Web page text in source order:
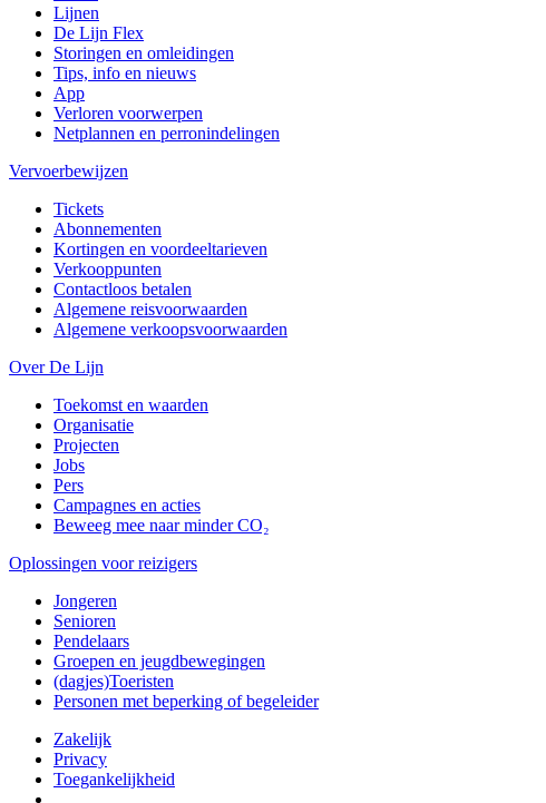
Lijnen
De Lijn Flex
Storingen en omleidingen
Tips, info en nieuws
App
Verloren voorwerpen
Netplannen en perronindelingen
Vervoerbewijzen
Tickets
Abonnementen
Kortingen en voordeeltarieven
Verkooppunten
Contactloos betalen
Algemene reisvoorwaarden
Algemene verkoopsvoorwaarden
Over De Lijn
Toekomst en waarden
Organisatie
Projecten
Jobs
Pers
Campagnes en acties
Beweeg mee naar minder CO₂
Oplossingen voor reizigers
Jongeren
Senioren
Pendelaars
Groepen en jeugdbewegingen
(dagjes)Toeristen
Personen met beperking of begeleider
Zakelijk
Privacy
Toegankelijkheid